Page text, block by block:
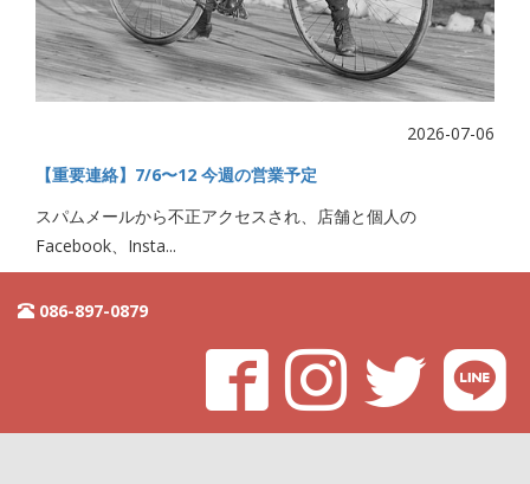
2026-07-06
【重要連絡】7/6〜12 今週の営業予定
スパムメールから不正アクセスされ、店舗と個人の
Facebook、Insta...
086-897-0879